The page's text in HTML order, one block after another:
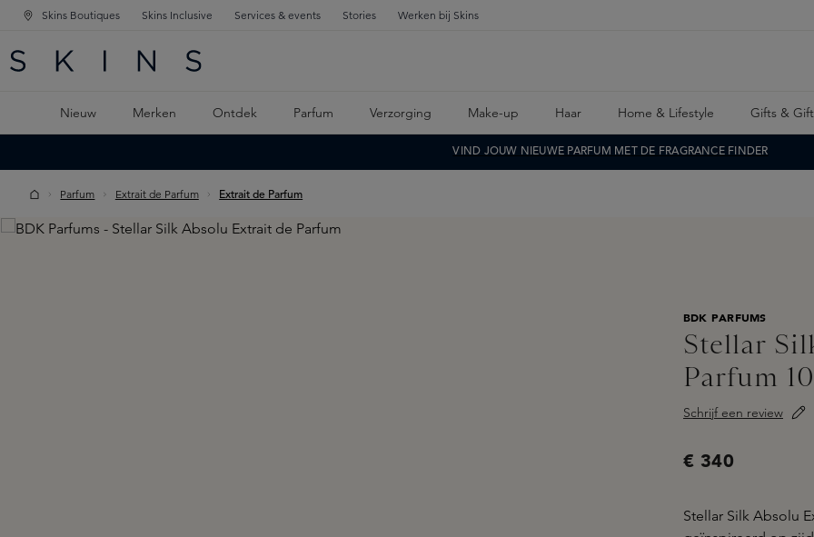
NAVIGATIE
DE HOOFDINHOUD
Skins Boutiques Skins Inclusive Services & events Stories Werken bij Skins
Nieuw Merken Ontdek Parfum Verzorging Make-up Haar Home & Lifestyle Gifts &
VIND JOUW NIEUWE PARFUM MET DE FRAGRANCE FINDER
Parfum Extrait de Parfum Extrait de Parfum
Skip image gallery
BDK PARFUMS
Stellar
Parfum
Schrijf een review
€ 340
Stellar Silk Absolu